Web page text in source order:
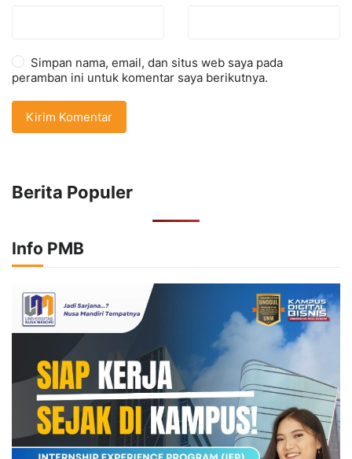
Simpan nama, email, dan situs web saya pada
peramban ini untuk komentar saya berikutnya.
Berita Populer
Info PMB